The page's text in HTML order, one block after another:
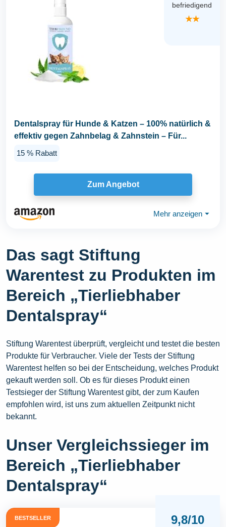
befriedigend
★★
Dentalspray für Hunde & Katzen – 100% natürlich &
effektiv gegen Zahnbelag & Zahnstein – Für...
15 % Rabatt
Zum Angebot
Mehr anzeigen ⏷
Das sagt Stiftung
Warentest zu Produkten im
Bereich „Tierliebhaber
Dentalspray“
Stiftung Warentest überprüft, vergleicht und testet die besten
Produkte für Verbraucher. Viele der Tests der Stiftung
Warentest helfen so bei der Entscheidung, welches Produkt
gekauft werden soll. Ob es für dieses Produkt einen
Testsieger der Stiftung Warentest gibt, der zum Kaufen
empfohlen wird, ist uns zum aktuellen Zeitpunkt nicht
bekannt.
Unser Vergleichssieger im
Bereich „Tierliebhaber
Dentalspray“
BESTSELLER 9,8/10